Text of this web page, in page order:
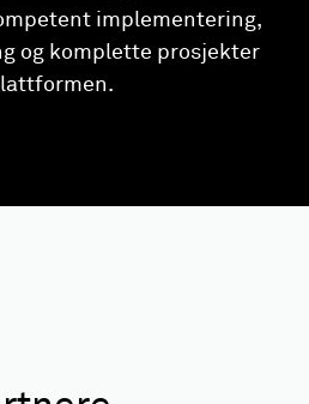
implementering,
og komplette prosjekter